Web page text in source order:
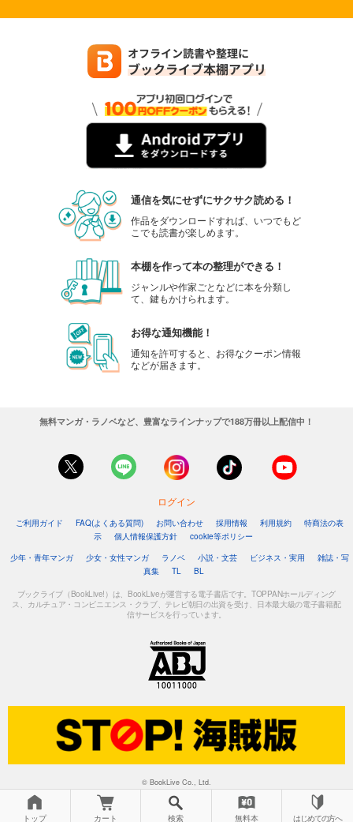
通信を気にせずにサクサク読める！
作品をダウンロードすれば、いつでもど
こでも読書が楽しめます。
本棚を作って本の整理ができる！
ジャンルや作家ごとなどに本を分類し
て、鍵もかけられます。
お得な通知機能！
通知を許可すると、お得なクーポン情報
などが届きます。
無料マンガ・ラノベなど、豊富なラインナップで188万冊以上配信中！
ログイン
ご利用ガイド FAQ(よくある質問) お問い合わせ 採用情報 利用規約
特商法の表
示
個人情報保護方針
cookie等ポリシー
少年・青年マンガ
少女・女性マンガ ラノベ 小説・文芸 ビジネス・実用
雑誌・写
真集
TL BL
ブックライブ（BookLive!）は、BookLiveが運営する電子書店です。TOPPANホールディング
ス、カルチュア・コンビニエンス・クラブ、テレビ朝日の出資を受け、日本最大級の電子書籍配
信サービスを行っています。
© BookLive Co., Ltd.
トップ カート 検索 無料本 はじめての方へ